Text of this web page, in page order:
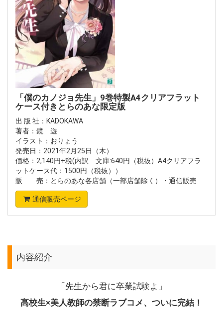
「僕のカノジョ先生」9巻特製A4クリアフラット
ケース付きとらのあな限定版
出 版 社：KADOKAWA
著者：鏡 遊
イラスト：おりょう
発売日：2021年2月25日（木）
価格：2,140円+税(内訳 文庫:640円（税抜）A4クリアフラ
ットケース代：1500円（税抜））
販 売：とらのあな各店舗（一部店舗除く）・通信販売
通信販売ページ
内容紹介
「先生から君に卒業試験よ」
高校生×美人教師の禁断ラブコメ、ついに完結！